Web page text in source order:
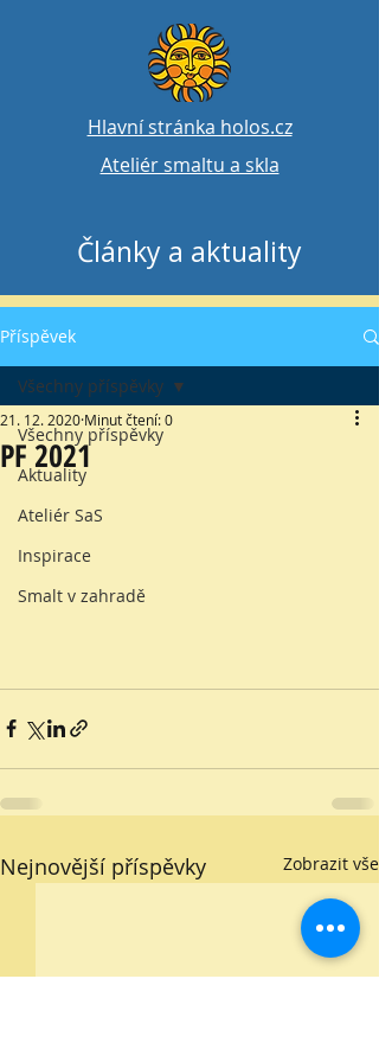
Hlavní stránka holos.cz
Ateliér smaltu a skla
Články a aktuality
Příspěvek
Všechny příspěvky
Aktuality
Ateliér SaS
Inspirace
Smalt v zahradě
Všechny příspěvky
PF 2021
21. 12. 2020 Minut čtení: 0
Nejnovější příspěvky Zobrazit vše